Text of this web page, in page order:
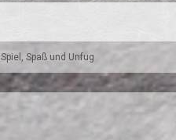
Spiel, Spaß und Unfug